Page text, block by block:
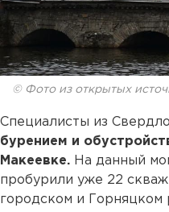
© Фото из открытых
Специалисты из
бурением и
Макеевке. На данный
пробурили уже 22
городском и Горняцком